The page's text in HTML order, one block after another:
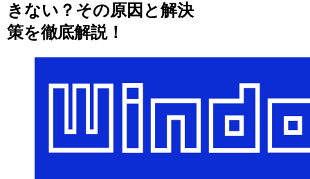
きない？その原因と解決
策を徹底解説！